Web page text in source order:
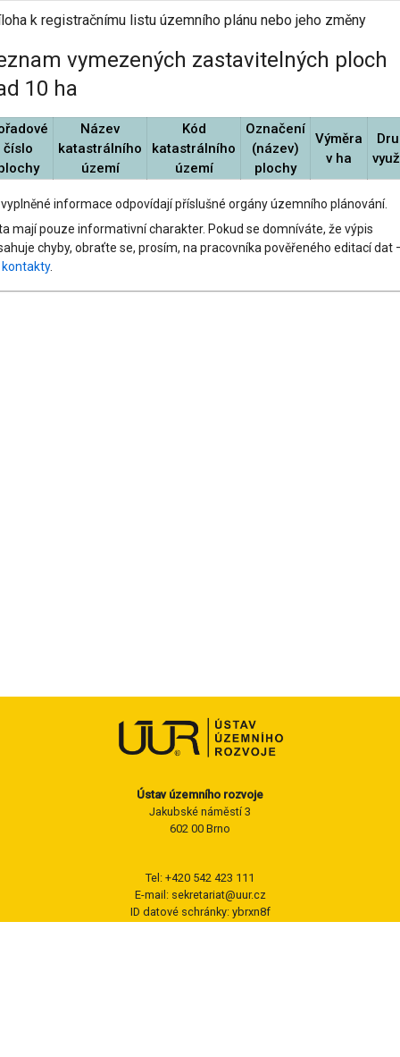
k registračnímu listu územního plánu nebo jeho změny
vymezených zastavitelných ploch
10 ha
číslo
Název
katastrálního
území
Kód
katastrálního
území
Označení
(název)
plochy
Výměra
v ha
informace odpovídají příslušné orgány územního plánování.
mají pouze informativní charakter. Pokud se domníváte, že výpis
chyby, obraťte se, prosím, na pracovníka pověřeného editací dat
kontakty.
Ústav územního rozvoje
Jakubské náměstí 3
602 00 Brno
Tel: +420 542 423 111
E-mail: sekretariat@uur.cz
ID datové schránky: ybrxn8f